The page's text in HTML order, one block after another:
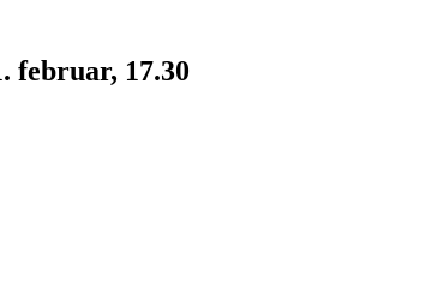
februar, 17.30